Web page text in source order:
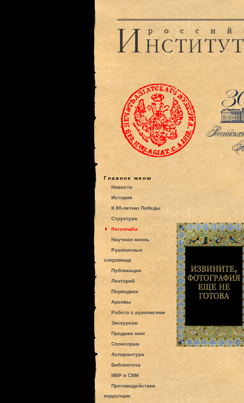
Главное меню
Новости
История
К 80-летию Победы
Структура
Personalia
Научная жизнь
Рукописные
сокровища
Публикации
Лекторий
Периодика
Архивы
Работа с рукописями
Экскурсии
Продажа книг
Спонсорам
Аспирантура
Библиотека
ИВР в СМИ
Противодействие
коррупции